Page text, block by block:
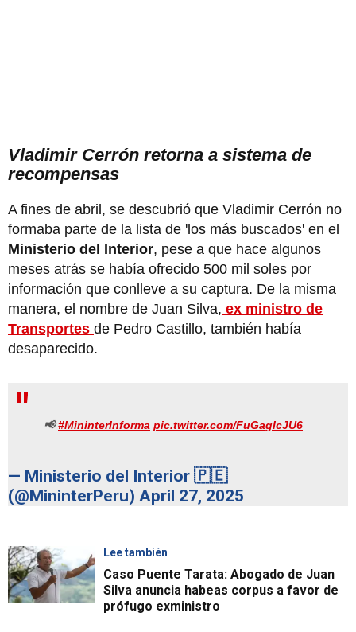
Vladimir Cerrón retorna a sistema de
recompensas
A fines de abril, se descubrió que Vladimir Cerrón no
formaba parte de la lista de 'los más buscados' en el
Ministerio del Interior, pese a que hace algunos
meses atrás se había ofrecido 500 mil soles por
información que conlleve a su captura. De la misma
manera, el nombre de Juan Silva, ex ministro de
Transportes de Pedro Castillo, también había
desaparecido.
📢#MininterInforma pic.twitter.com/FuGagIcJU6
— Ministerio del Interior 🇵🇪
(@MininterPeru) April 27, 2025
Lee también
Caso Puente Tarata: Abogado de Juan
Silva anuncia habeas corpus a favor de
prófugo exministro